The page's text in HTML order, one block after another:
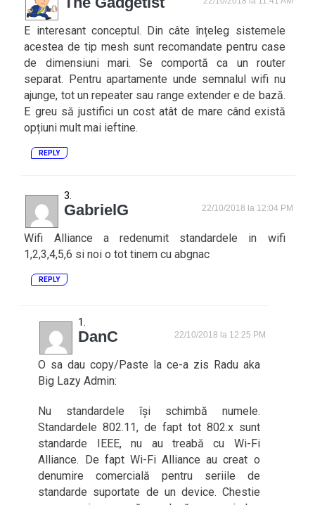
E interesant conceptul. Din câte înțeleg sistemele
acestea de tip mesh sunt recomandate pentru case
de dimensiuni mari. Se comportă ca un router
separat. Pentru apartamente unde semnalul wifi nu
ajunge, tot un repeater sau range extender e de bază.
E greu să justifici un cost atât de mare când există
opțiuni mult mai ieftine.
REPLY
GabrielG 22/10/2018 la 12:04 PM
Wifi Alliance a redenumit standardele in wifi
1,2,3,4,5,6 si noi o tot tinem cu abgnac
REPLY
DanC 22/10/2018 la 12:25 PM
O sa dau copy/Paste la ce-a zis Radu aka
Big Lazy Admin:
Nu standardele își schimbă numele.
Standardele 802.11, de fapt tot 802.x sunt
standarde IEEE, nu au treabă cu Wi-Fi
Alliance. De fapt Wi-Fi Alliance au creat o
denumire comercială pentru seriile de
standarde suportate de un device. Chestie